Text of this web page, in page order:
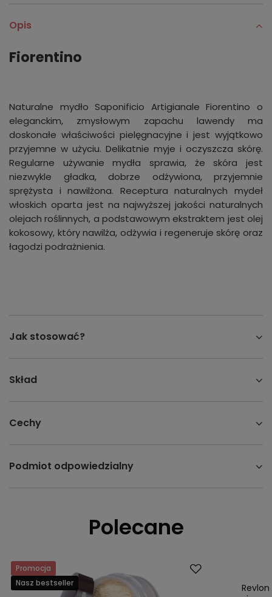
Opis
Fiorentino
Naturalne mydło Saponificio Artigianale Fiorentino o
eleganckim, zmysłowym zapachu lawendy ma
doskonałe właściwości pielęgnacyjne i jest wyjątkowo
przyjemne w użyciu. Delikatnie myje i oczyszcza skórę.
Regularne używanie mydła sprawia, że skóra jest
niezwykle gładka, dobrze odżywiona, przyjemnie
sprężysta i nawilżona. Receptura naturalnych mydeł
włoskich oparta jest na najwyższej jakości naturalnych
olejach roślinnych, a podstawowym ekstraktem jest olej
kokosowy, który nawilża, odżywia i regeneruje skórę oraz
łagodzi podrażnienia.
Jak stosować?
Skład
Cechy
Podmiot odpowiedzialny
Polecane
Promocja
Nasz bestseller
Nasz